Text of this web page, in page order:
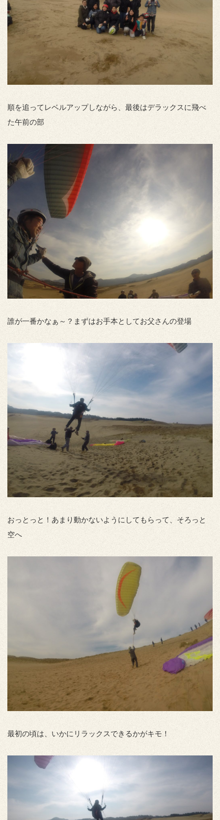
順を追ってレベルアップしながら、最後はデラックスに飛べ
た午前の部
誰が一番かなぁ～？まずはお手本としてお父さんの登場
おっとっと！あまり動かないようにしてもらって、そろっと
空へ
最初の頃は、いかにリラックスできるかがキモ！